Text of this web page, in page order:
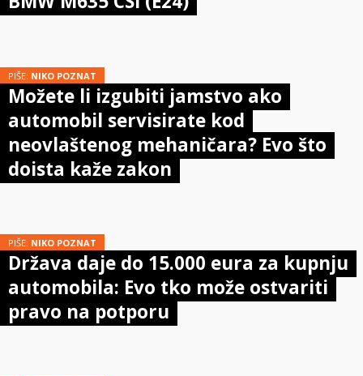
PIŠE: NIKO POZNAT
Možete li izgubiti jamstvo ako
automobil servisirate kod
neovlaštenog mehaničara? Evo što
doista kaže zakon
PIŠE: NIKO POZNAT
Država daje do 15.000 eura za kupnju
automobila: Evo tko može ostvariti
pravo na potporu